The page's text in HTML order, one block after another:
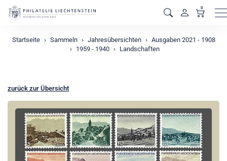
0
Startseite Sammeln Jahresübersichten
Ausgaben 2021 - 1908
1959 - 1940
Landschaften
zurück zur Übersicht